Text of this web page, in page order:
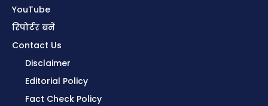
YouTube
रिपोर्टर बनें
Contact Us
Disclaimer
Editorial Policy
Fact Check Policy